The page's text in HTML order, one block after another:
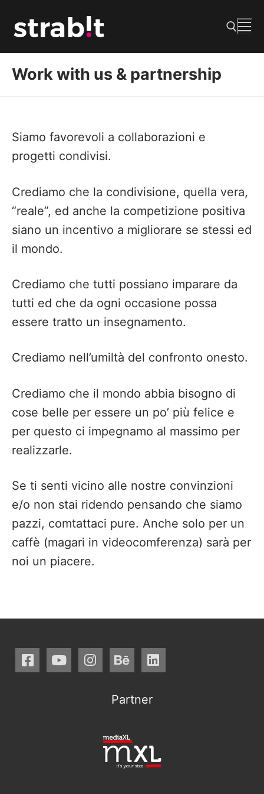
Cerca:
Work with us & partnership
Siamo favorevoli a collaborazioni e
progetti condivisi.
Crediamo che la condivisione, quella vera,
“reale”, ed anche la competizione positiva
siano un incentivo a migliorare se stessi ed
il mondo.
Crediamo che tutti possiano imparare da
tutti ed che da ogni occasione possa
essere tratto un insegnamento.
Crediamo nell’umiltà del confronto onesto.
Crediamo che il mondo abbia bisogno di
cose belle per essere un po’ più felice e
per questo ci impegnamo al massimo per
realizzarle.
Se ti senti vicino alle nostre convinzioni
e/o non stai ridendo pensando che siamo
pazzi, comtattaci pure. Anche solo per un
caffè (magari in videocomferenza) sarà per
noi un piacere.
Partner